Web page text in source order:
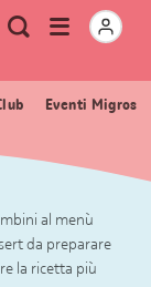
Metanavigazione
Ricerca
Apri
menu
Eventi Migros
al menù
da preparare
la ricetta più